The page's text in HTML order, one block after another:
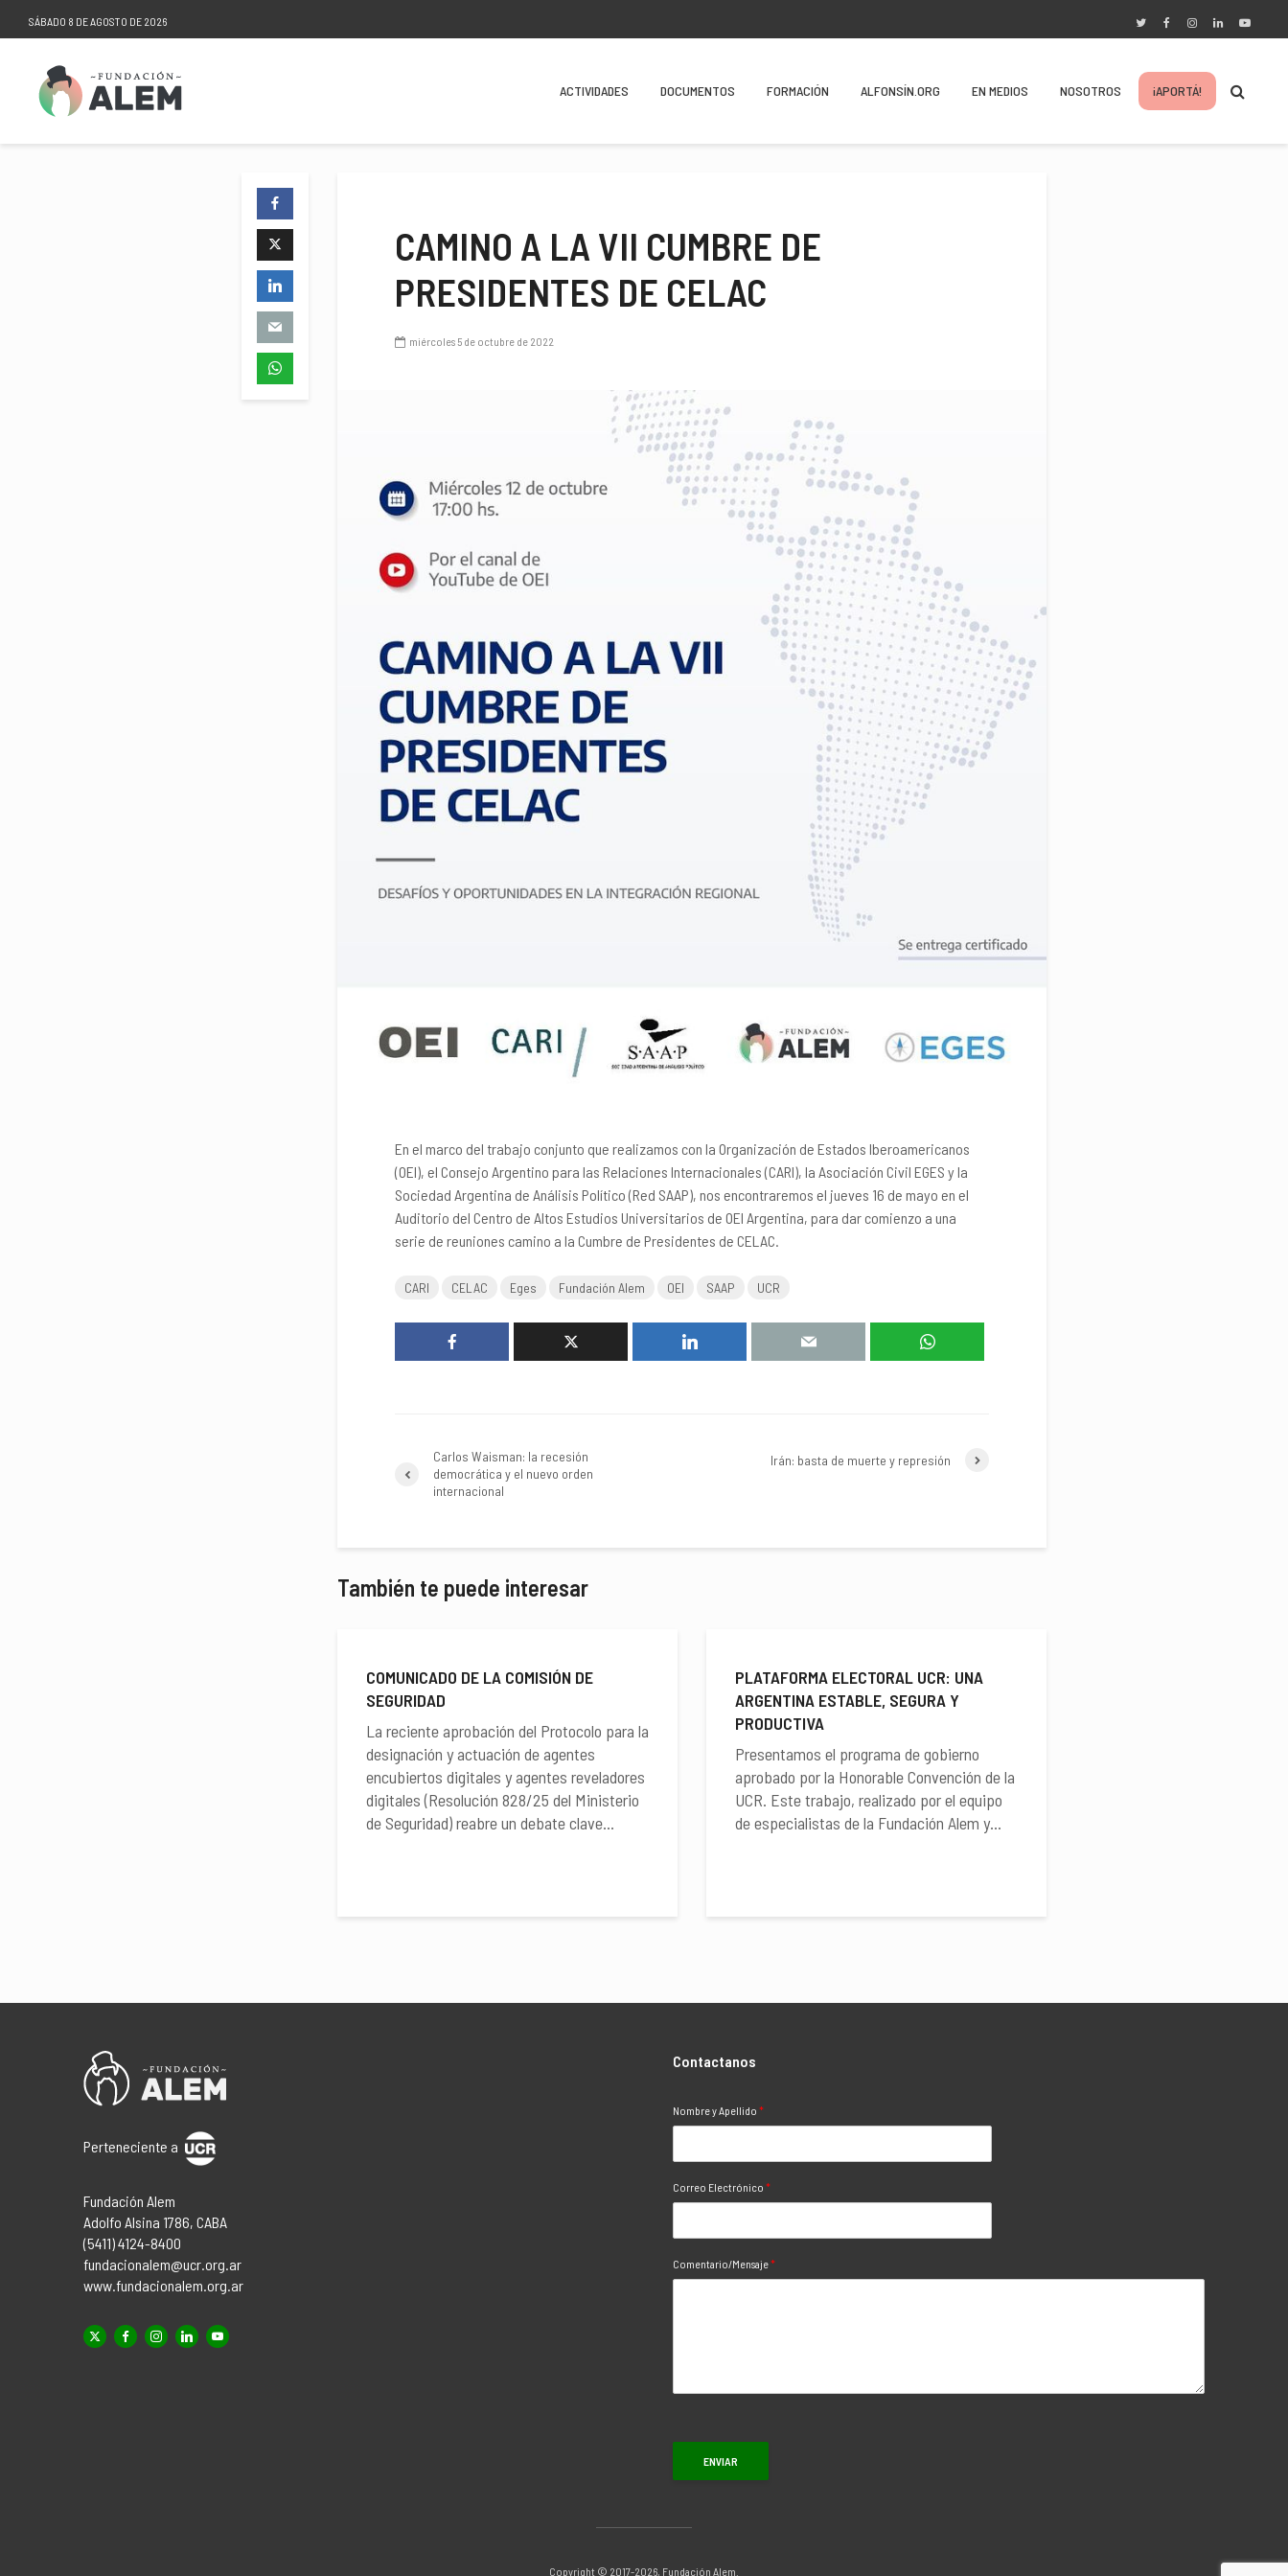
SÁBADO 8 DE AGOSTO DE 2026
ACTIVIDADES DOCUMENTOS FORMACIÓN ALFONSÍN.ORG EN MEDIOS NOSOTROS ¡APORTÁ!
CAMINO A LA VII CUMBRE DE
PRESIDENTES DE CELAC
miércoles 5 de octubre de 2022
En el marco del trabajo conjunto que realizamos con la Organización de Estados Iberoamericanos
(OEI), el Consejo Argentino para las Relaciones Internacionales (CARI), la Asociación Civil EGES y la
Sociedad Argentina de Análisis Político (Red SAAP), nos encontraremos el jueves 16 de mayo en el
Auditorio del Centro de Altos Estudios Universitarios de OEI Argentina, para dar comienzo a una
serie de reuniones camino a la Cumbre de Presidentes de CELAC.
CARI CELAC Eges Fundación Alem OEI SAAP UCR
Carlos Waisman: la recesión
democrática y el nuevo orden
internacional
Irán: basta de muerte y represión
También te puede interesar
COMUNICADO DE LA COMISIÓN DE
SEGURIDAD
La reciente aprobación del Protocolo para la
designación y actuación de agentes
encubiertos digitales y agentes reveladores
digitales (Resolución 828/25 del Ministerio
de Seguridad) reabre un debate clave...
PLATAFORMA ELECTORAL UCR: UNA
ARGENTINA ESTABLE, SEGURA Y
PRODUCTIVA
Presentamos el programa de gobierno
aprobado por la Honorable Convención de la
UCR. Este trabajo, realizado por el equipo
de especialistas de la Fundación Alem y...
Perteneciente a
Fundación Alem
Adolfo Alsina 1786, CABA
(5411) 4124-8400
fundacionalem@ucr.org.ar
www.fundacionalem.org.ar
Contactanos
Nombre y Apellido *
Correo Electrónico *
Comentario/Mensaje*
ENVIAR
Copyright © 2017-2026, Fundación Alem.